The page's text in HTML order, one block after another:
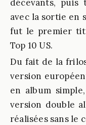
décevants, puis
avec la sortie en
fut le premier
Top 10 US.
Du fait de la
version
en album
version double
réalisées sans le